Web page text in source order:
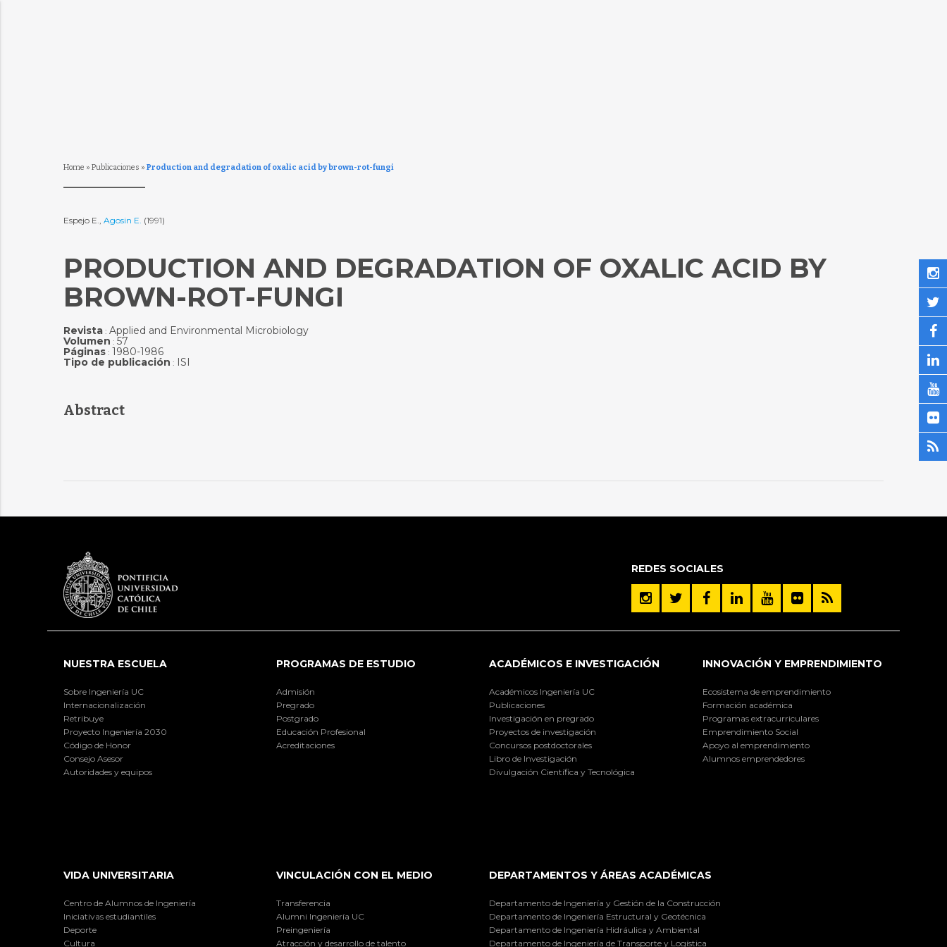
Home » Publicaciones » Production and degradation of oxalic acid by brown-rot-fungi
Espejo E., Agosin E. (1991)
PRODUCTION AND DEGRADATION OF OXALIC ACID BY
BROWN-ROT-FUNGI
Revista: Applied and Environmental Microbiology
Volumen : 57
Páginas: 1980-1986
Tipo de publicación : ISI
Abstract
REDES SOCIALES
NUESTRA ESCUELA
Sobre Ingeniería UC
Internacionalización
Retribuye
Proyecto Ingeniería 2030
Código de Honor
Consejo Asesor
Autoridades y equipos
PROGRAMAS DE ESTUDIO
Admisión
Pregrado
Postgrado
Educación Profesional
Acreditaciones
ACADÉMICOS E INVESTIGACIÓN
Académicos Ingeniería UC
Publicaciones
Investigación en pregrado
Proyectos de investigación
Concursos postdoctorales
Libro de Investigación
Divulgación Científica y Tecnológica
INNOVACIÓN Y EMPRENDIMIENTO
Ecosistema de emprendimiento
Formación académica
Programas extracurriculares
Emprendimiento Social
Apoyo al emprendimiento
Alumnos emprendedores
VIDA UNIVERSITARIA
Centro de Alumnos de Ingeniería
Iniciativas estudiantiles
Deporte
Cultura
VINCULACIÓN CON EL MEDIO
Transferencia
Alumni Ingeniería UC
Preingeniería
Atracción y desarrollo de talento
DEPARTAMENTOS Y ÁREAS ACADÉMICAS
Departamento de Ingeniería y Gestión de la Construcción
Departamento de Ingeniería Estructural y Geotécnica
Departamento de Ingeniería Hidráulica y Ambiental
Departamento de Ingeniería de Transporte y Logística